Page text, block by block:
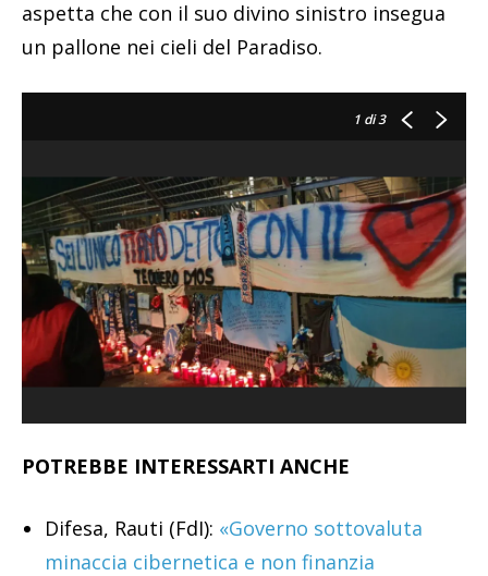
aspetta che con il suo divino sinistro insegua
un pallone nei cieli del Paradiso.
1 di 3
POTREBBE INTERESSARTI ANCHE
Difesa, Rauti (FdI): «Governo sottovaluta
minaccia cibernetica e non finanzia